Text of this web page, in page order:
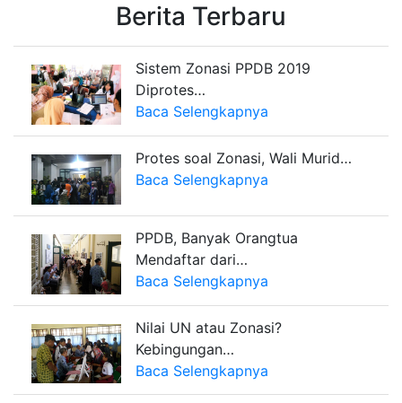
Berita Terbaru
Sistem Zonasi PPDB 2019
Diprotes…
Baca Selengkapnya
Protes soal Zonasi, Wali Murid…
Baca Selengkapnya
PPDB, Banyak Orangtua
Mendaftar dari…
Baca Selengkapnya
Nilai UN atau Zonasi?
Kebingungan…
Baca Selengkapnya